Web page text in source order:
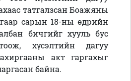
татгалзсанБоажяны
сарын 18-ны өдрийн
бичгийг хууль бус
хүсэлтийн дагуу
акт гаргахыг
байна.